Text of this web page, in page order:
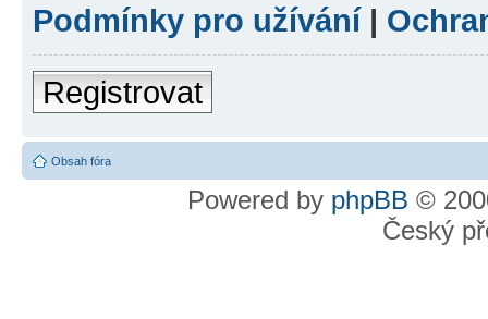
Podmínky pro užívání|
Registrovat
Obsah fóra
Powered by phpBB ©
Český